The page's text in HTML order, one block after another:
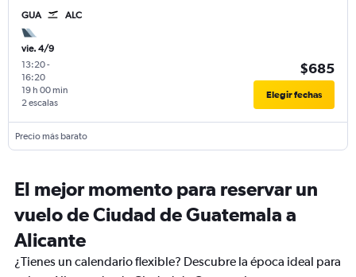
GUA ALC
vie. 4/9
13:20-
16:20
2 escalas
19 h 00 min
$685
Elegir fechas
Precio más barato
El mejor momento para reservar un
vuelo de Ciudad de Guatemala a
Alicante
¿Tienes un calendario flexible? Descubre la época ideal para